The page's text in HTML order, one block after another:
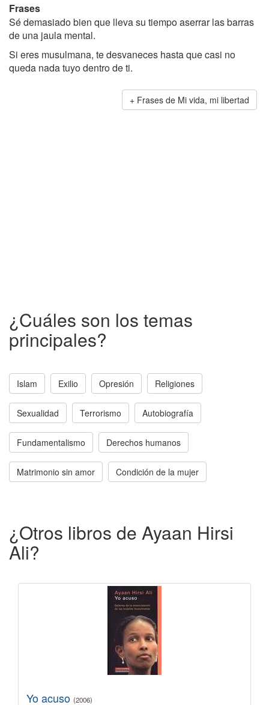
Frases
Sé demasiado bien que lleva su tiempo aserrar las barras
de una jaula mental.
Si eres musulmana, te desvaneces hasta que casi no
queda nada tuyo dentro de ti.
Frases de Mi vida, mi libertad
¿Cuáles son los temas
principales?
Islam Exilio Opresión Religiones
Sexualidad Terrorismo Autobiografía
Fundamentalismo Derechos humanos
Matrimonio sin amor Condición de la mujer
¿Otros libros de Ayaan Hirsi
Ali?
Yo acuso (2006)